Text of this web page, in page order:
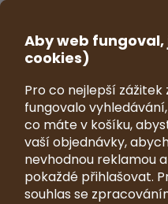
Aby web
cookies)
Pro co nejlepší
fungovalo
co máte v košíku,
vaší objednávky,
nevhodnou reklamou
pokaždé přihlašovat.
souhlas se
Přejít
obsah
Model
Friday 2021 1:64
Průměrné
hodnocení
produktu
1 hodnocení Podrobnosti
Značka:VRKY -